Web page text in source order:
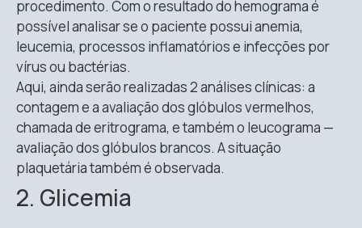
procedimento. Com o resultado do hemograma é
possível analisar se o paciente possui anemia,
leucemia, processos inflamatórios e infecções por
vírus ou bactérias.
Aqui, ainda serão realizadas 2 análises clínicas: a
contagem e a avaliação dos glóbulos vermelhos,
chamada de eritrograma, e também o leucograma —
avaliação dos glóbulos brancos. A situação
plaquetária também é observada.
2. Glicemia